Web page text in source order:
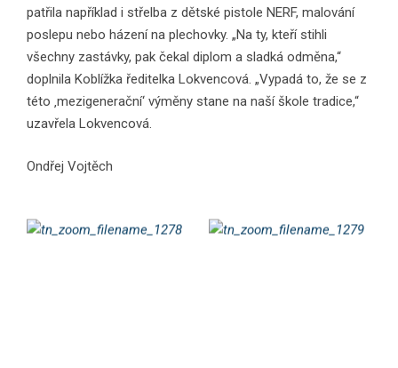
patřila například i střelba z dětské pistole NERF, malování
poslepu nebo házení na plechovky. „Na ty, kteří stihli
všechny za­stávky, pak čekal diplom a sladká odměna,“
doplnila Koblížka ředitelka Lokvencová. „Vypadá to, že se z
této ‚mezigenerační‘ výměny stane na naší škole tradice,“
uzavřela Lokvencová.
Ondřej Vojtěch